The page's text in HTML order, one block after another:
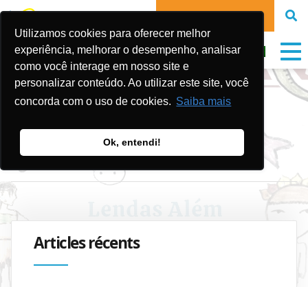
Utilizamos cookies para oferecer melhor
experiência, melhorar o desempenho, analisar
como você interage em nosso site e
personalizar conteúdo. Ao utilizar este site, você
concorda com o uso de cookies. Saiba mais
Ok, entendi!
FAIRE UN DON
N° 16
25 de septembre de 2024
Articles récents